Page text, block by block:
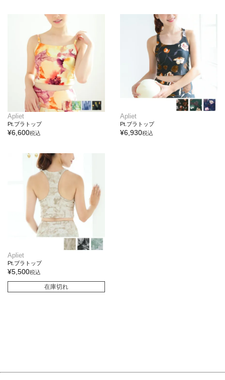
Apliet
Pt.ブラトップ
¥6,600税込
Apliet
Pt.ブラトップ
¥6,930税込
Apliet
Pt.ブラトップ
¥5,500税込
在庫切れ